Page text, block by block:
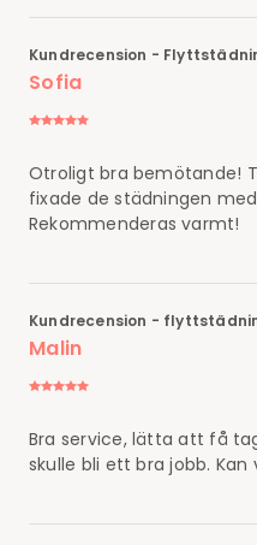
Kundrecension -
Sofia
Otroligt bra bemötande!
fixade de städningen
Rekommenderas varmt!
Kundrecension -
Malin
Bra service, lätta att få
skulle bli ett bra jobb.